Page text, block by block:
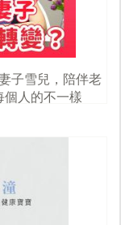
子雪兒，陪伴老
個人的不一樣